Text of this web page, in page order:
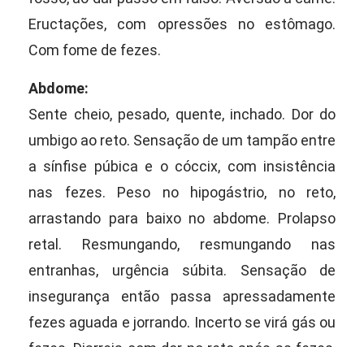
Eructações, com opressões no estômago.
Com fome de fezes.
Abdome:
Sente cheio, pesado, quente, inchado. Dor do
umbigo ao reto. Sensação de um tampão entre
a sínfise púbica e o cóccix, com insistência
nas fezes. Peso no hipogástrio, no reto,
arrastando para baixo no abdome. Prolapso
retal. Resmungando, resmungando nas
entranhas, urgência súbita. Sensação de
insegurança então passa apressadamente
fezes aguada e jorrando. Incerto se virá gás ou